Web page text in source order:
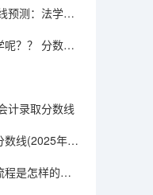
2026年中国政法大学分数线预测：法学界的黄埔军校
大陆学生怎么考台湾的大学呢？？ 分数线又是怎样的？？ 考取难度高不高？
计录取分数线
全国所有警校名单和录取分数线(2025年参考) 陕西提前批警校录取分数
高考志愿填报的具体操作流程是怎样的（江西高考志愿填报详细步骤）